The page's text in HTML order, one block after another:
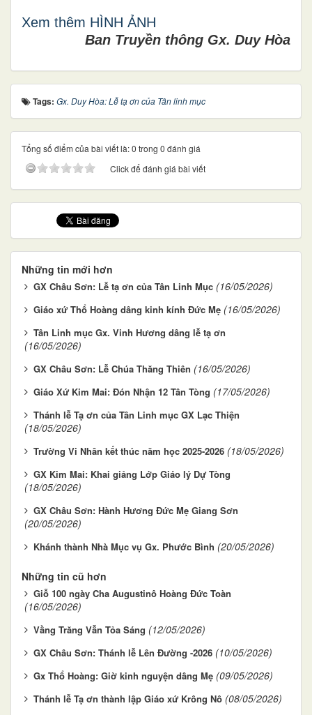
Xem thêm HÌNH ẢNH
Ban Truyền thông Gx. Duy Hòa
Tags: Gx. Duy Hòa: Lễ tạ ơn của Tân linh mục
Tổng số điểm của bài viết là: 0 trong 0 đánh giá
Click để đánh giá bài viết
Những tin mới hơn
GX Châu Sơn: Lễ tạ ơn của Tân Linh Mục (16/05/2026)
Giáo xứ Thổ Hoàng dâng kinh kính Đức Mẹ (16/05/2026)
Tân Linh mục Gx. Vinh Hương dâng lễ tạ ơn
(16/05/2026)
GX Châu Sơn: Lễ Chúa Thăng Thiên (16/05/2026)
Giáo Xứ Kim Mai: Đón Nhận 12 Tân Tòng (17/05/2026)
Thánh lễ Tạ ơn của Tân Linh mục GX Lạc Thiện
(18/05/2026)
Trường Vi Nhân kết thúc năm học 2025-2026 (18/05/2026)
GX Kim Mai: Khai giảng Lớp Giáo lý Dự Tòng
(18/05/2026)
GX Châu Sơn: Hành Hương Đức Mẹ Giang Sơn
(20/05/2026)
Khánh thành Nhà Mục vụ Gx. Phước Bình (20/05/2026)
Những tin cũ hơn
Giỗ 100 ngày Cha Augustinô Hoàng Đức Toàn
(16/05/2026)
Vầng Trăng Vẫn Tỏa Sáng (12/05/2026)
GX Châu Sơn: Thánh lễ Lên Đường -2026 (10/05/2026)
Gx Thổ Hoàng: Giờ kinh nguyện dâng Mẹ (09/05/2026)
Thánh lễ Tạ ơn thành lập Giáo xứ Krông Nô (08/05/2026)